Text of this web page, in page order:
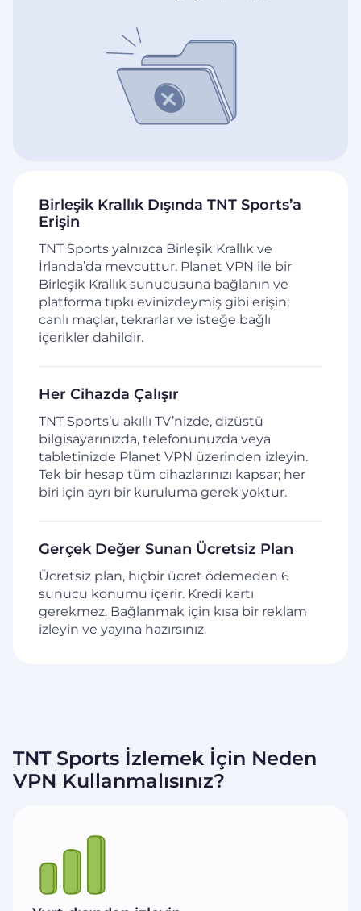
Birleşik Krallık Dışında TNT Sports’a
Erişin
TNT Sports yalnızca Birleşik Krallık ve
İrlanda’da mevcuttur. Planet VPN ile bir
Birleşik Krallık sunucusuna bağlanın ve
platforma tıpkı evinizdeymiş gibi erişin;
canlı maçlar, tekrarlar ve isteğe bağlı
içerikler dahildir.
Her Cihazda Çalışır
TNT Sports’u akıllı TV’nizde, dizüstü
bilgisayarınızda, telefonunuzda veya
tabletinizde Planet VPN üzerinden izleyin.
Tek bir hesap tüm cihazlarınızı kapsar; her
biri için ayrı bir kuruluma gerek yoktur.
Gerçek Değer Sunan Ücretsiz Plan
Ücretsiz plan, hiçbir ücret ödemeden 6
sunucu konumu içerir. Kredi kartı
gerekmez. Bağlanmak için kısa bir reklam
izleyin ve yayına hazırsınız.
TNT Sports İzlemek İçin Neden
VPN Kullanmalısınız?